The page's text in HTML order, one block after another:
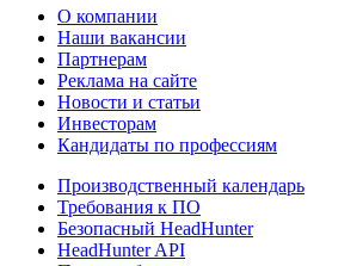
О компании
Наши вакансии
Партнерам
Реклама на сайте
Новости и статьи
Инвесторам
Кандидаты по профессиям
Производственный календарь
Требования к ПО
Безопасный HeadHunter
HeadHunter API